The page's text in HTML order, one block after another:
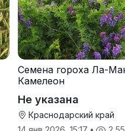
Семена гороха Ла-
Камелеон
Не указана
Краснодарский край